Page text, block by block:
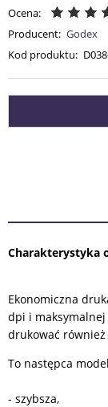
Ocena:
Producent: Godex
Kod produktu:
CENA NIE
Charakterystyka
Ekonomiczna
dpi i
drukować
To następca
- szybsza,